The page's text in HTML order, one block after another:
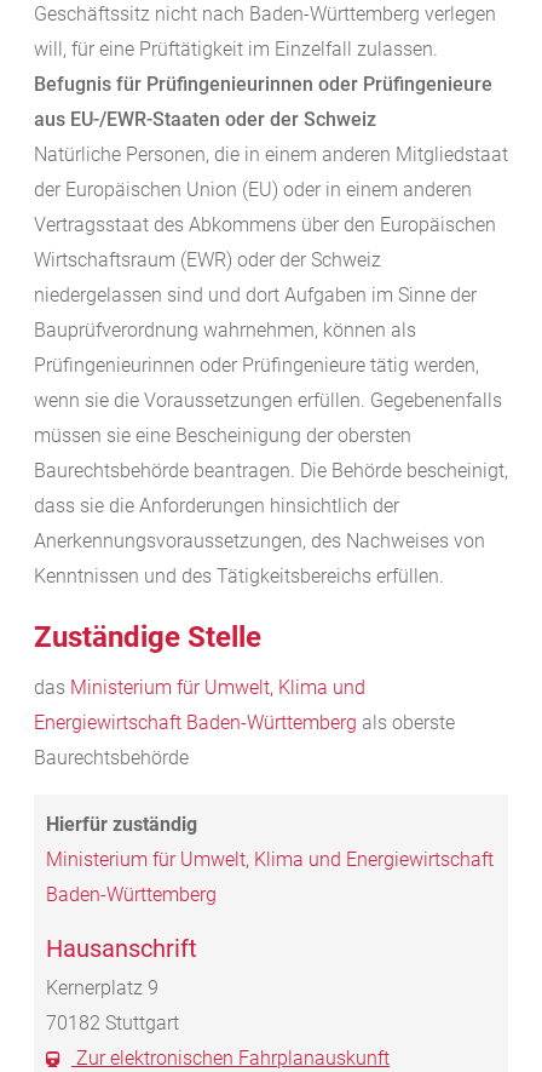
Geschäftssitz nicht nach Baden-Württemberg verlegen
will, für eine Prüftätigkeit im Einzelfall zulassen.
Befugnis für Prüfingenieurinnen oder Prüfingenieure
aus EU-/EWR-Staaten oder der Schweiz
Natürliche Personen, die in einem anderen Mitgliedstaat
der Europäischen Union (EU) oder in einem anderen
Vertragsstaat des Abkommens über den Europäischen
Wirtschaftsraum (EWR) oder der Schweiz
niedergelassen sind und dort Aufgaben im Sinne der
Bauprüfverordnung wahrnehmen, können als
Prüfingenieurinnen oder Prüfingenieure tätig werden,
wenn sie die Voraussetzungen erfüllen. Gegebenenfalls
müssen sie eine Bescheinigung der obersten
Baurechtsbehörde beantragen. Die Behörde bescheinigt,
dass sie die Anforderungen hinsichtlich der
Anerkennungsvoraussetzungen, des Nachweises von
Kenntnissen und des Tätigkeitsbereichs erfüllen.
Zuständige Stelle
das Ministerium für Umwelt, Klima und
Energiewirtschaft Baden-Württemberg als oberste
Baurechtsbehörde
Ministerium für Umwelt, Klima und Energiewirtschaft
Baden-Württemberg
Hausanschrift
Kernerplatz 9
70182 Stuttgart
Zur elektronischen Fahrplanauskunft